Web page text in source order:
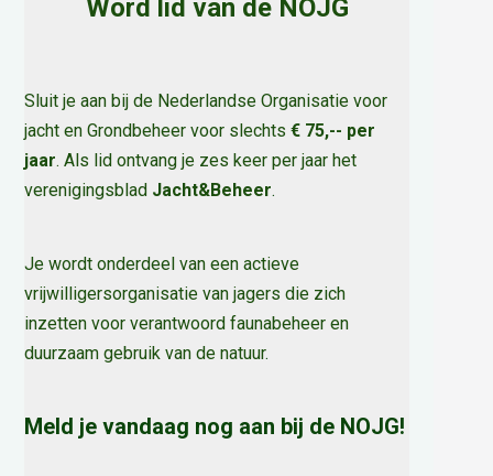
Word lid van de NOJG
Sluit je aan bij de Nederlandse Organisatie voor
jacht en Grondbeheer voor slechts€ 75,-- per
jaar. Als lid ontvang je zes keer per jaar het
verenigingsblad Jacht&Beheer.
Je wordt onderdeel van een actieve
vrijwilligersorganisatie van jagers die zich
inzetten voor verantwoord faunabeheer en
duurzaam gebruik van de natuur.
Meld je vandaag nog aan bij de NOJG!